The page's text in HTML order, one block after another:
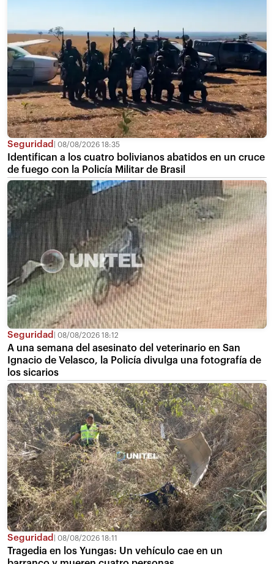
Seguridad 08/08/2026 18:35
Identifican a los cuatro bolivianos abatidos en un cruce
de fuego con la Policía Militar de Brasil
Seguridad 08/08/2026 18:12
A una semana del asesinato del veterinario en San
Ignacio de Velasco, la Policía divulga una fotografía de
los sicarios
Seguridad 08/08/2026 18:11
Tragedia en los Yungas: Un vehículo cae en un